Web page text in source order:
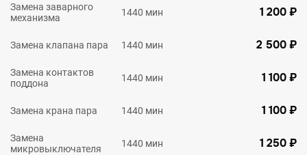
Замена заварного
механизма
1440 мин 1 200 ₽
Замена клапана пара 1440 мин 2 500 ₽
Замена контактов
поддона
1440 мин 1 100 ₽
Замена крана пара 1440 мин 1 100 ₽
Замена
микровыключателя
1440 мин 1 250 ₽